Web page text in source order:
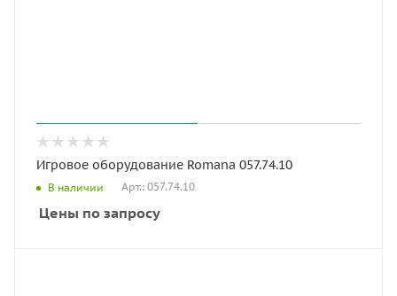
Игровое оборудование Romana 057.74.10
В наличии Арт.: 057.74.10
Цены по запросу